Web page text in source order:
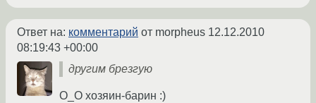
Ответ на: комментарий от morpheus 12.12.2010
08:19:43 +00:00
другим брезгую
O_O хозяин-барин :)